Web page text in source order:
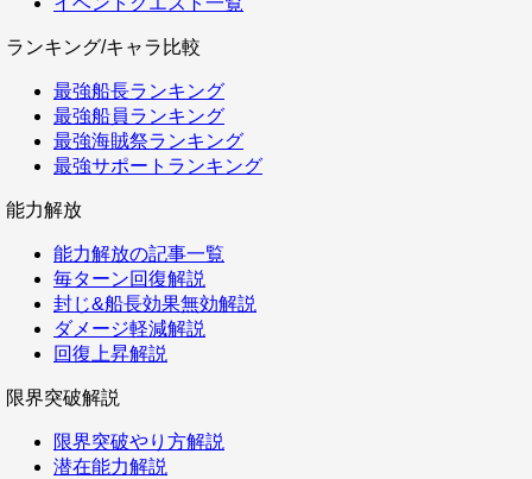
ランキング/キャラ比較
最強船長ランキング
最強船員ランキング
最強海賊祭ランキング
最強サポートランキング
能力解放
能力解放の記事一覧
毎ターン回復解説
封じ&船長効果無効解説
ダメージ軽減解説
回復上昇解説
限界突破解説
限界突破やり方解説
潜在能力解説